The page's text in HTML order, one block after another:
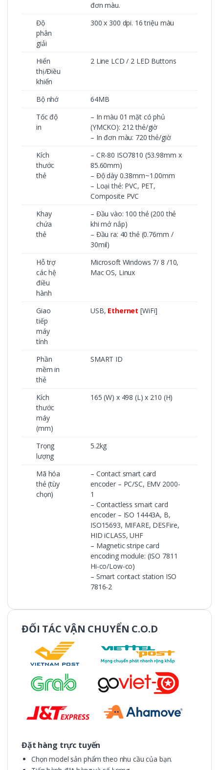
đơn màu.
Độ
phân
giải
300 x 300 dpi. 16 triệu màu
Hiển
thị/Điều
khiển
2 Line LCD / 2 LED Buttons
Bộ nhớ
64MB
Tốc độ
in
– In màu 01 mặt có phủ
(YMCKO): 212 thẻ/giờ
– In đơn màu: 720 thẻ/giờ
Kích
thước
thẻ
– CR-80 ISO7810 (53.98mm x
85.60mm)
– Độ dày 0.38mm~1.00mm
– Loại thẻ: PVC, PET,
Composite PVC
Khay
chứa
thẻ
– Đầu vào: 100 thẻ (200 thẻ
khi mở nắp)
– Đầu ra: 40 thẻ (0.76mm /
30mil)
Hỗ trợ
các hệ
điều
hành
Microsoft Windows 7/ 8 /10,
Mac OS, Linux
Giao
tiếp
máy
tính
USB, Ethernet [WiFi]
Phần
mềm in
thẻ
SMART ID
Kích
thước
máy
(mm)
165 (W) x 498 (L) x 210 (H)
Trọng
lượng
5.2kg
Mã hóa
thẻ (tùy
chọn)
– Contact smart card
encoder – PC/SC, EMV 2000-
1
– Contactless smart card
encoder – ISO 14443A, B,
ISO15693, MIFARE, DESFire,
HID iCLASS, UHF
– Magnetic stripe card
encoding module: (ISO 7811
Hi-co/Low-co)
– Smart contact station ISO
7816-2
ĐỐI TÁC VẬN CHUYỂN C.O.D
Đặt hàng trực tuyến
Chọn model sản phẩm theo nhu cầu của bạn.